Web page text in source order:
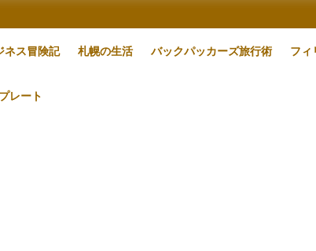
ネス冒険記 札幌の生活 バックパッカーズ旅行術 フィ
レート